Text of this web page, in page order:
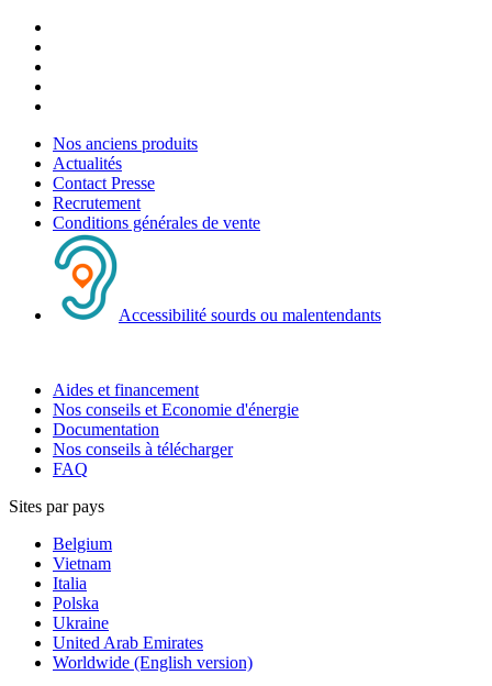
Nos anciens produits
Actualités
Contact Presse
Recrutement
Conditions générales de vente
Accessibilité sourds ou malentendants
Aides et financement
Nos conseils et Economie d'énergie
Documentation
Nos conseils à télécharger
FAQ
Sites par pays
Belgium
Vietnam
Italia
Polska
Ukraine
United Arab Emirates
Worldwide (English version)